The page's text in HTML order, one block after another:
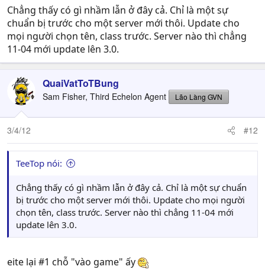
Chẳng thấy có gì nhầm lẫn ở đây cả. Chỉ là một sự
chuẩn bị trước cho một server mới thôi. Update cho
mọi người chọn tên, class trước. Server nào thì chẳng
11-04 mới update lên 3.0.
QuaiVatToTBung
Sam Fisher, Third Echelon Agent Lão Làng GVN
3/4/12 #12
TeeTop nói:
Chẳng thấy có gì nhầm lẫn ở đây cả. Chỉ là một sự chuẩn
bị trước cho một server mới thôi. Update cho mọi người
chọn tên, class trước. Server nào thì chẳng 11-04 mới
update lên 3.0.
eite lại #1 chỗ "vào game" ấy